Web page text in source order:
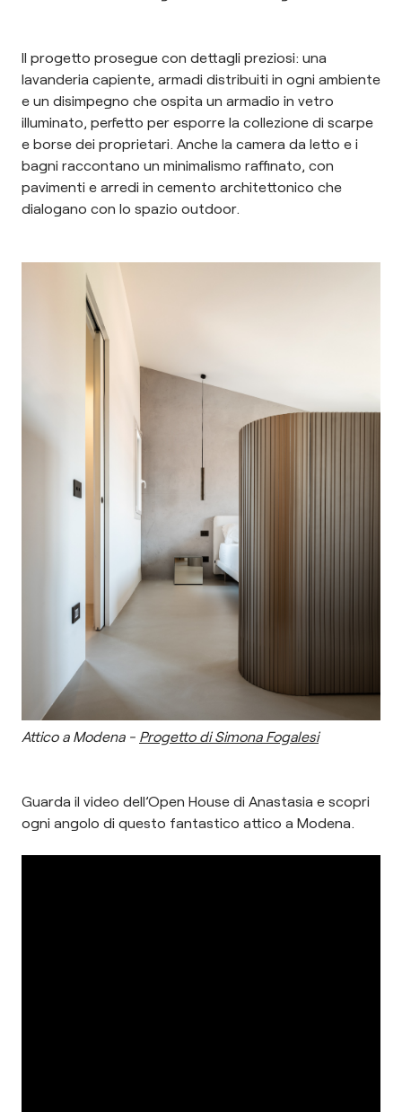
Il progetto prosegue con dettagli preziosi: una
lavanderia capiente, armadi distribuiti in ogni ambiente
e un disimpegno che ospita un armadio in vetro
illuminato, perfetto per esporre la collezione di scarpe
e borse dei proprietari. Anche la camera da letto e i
bagni raccontano un minimalismo raffinato, con
pavimenti e arredi in cemento architettonico che
dialogano con lo spazio outdoor.
Attico a Modena - Progetto di Simona Fogalesi
Guarda il video dell’Open House di Anastasia e scopri
ogni angolo di questo fantastico attico a Modena.